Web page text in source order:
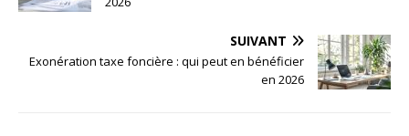
SUIVANT
Exonération taxe foncière : qui peut en bénéficier
en 2026